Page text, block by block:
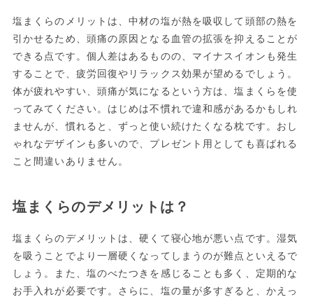
塩まくらのメリットは、中材の塩が熱を吸収して頭部の熱を
引かせるため、頭痛の原因となる血管の拡張を抑えることが
できる点です。個人差はあるものの、マイナスイオンも発生
することで、疲労回復やリラックス効果が望めるでしょう。
体が疲れやすい、頭痛が気になるという方は、塩まくらを使
ってみてください。はじめは不慣れで違和感があるかもしれ
ませんが、慣れると、ずっと使い続けたくなる枕です。おし
ゃれなデザインも多いので、プレゼント用としても喜ばれる
こと間違いありません。
塩まくらのデメリットは？
塩まくらのデメリットは、硬くて寝心地が悪い点です。湿気
を吸うことでより一層硬くなってしまうのが難点といえるで
しょう。また、塩のべたつきを感じることも多く、定期的な
お手入れが必要です。さらに、塩の量が多すぎると、かえっ